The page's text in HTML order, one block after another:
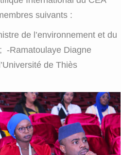
International du CEA
suivants :
de l’environnement et du
-Ramatoulaye Diagne
de Thiès